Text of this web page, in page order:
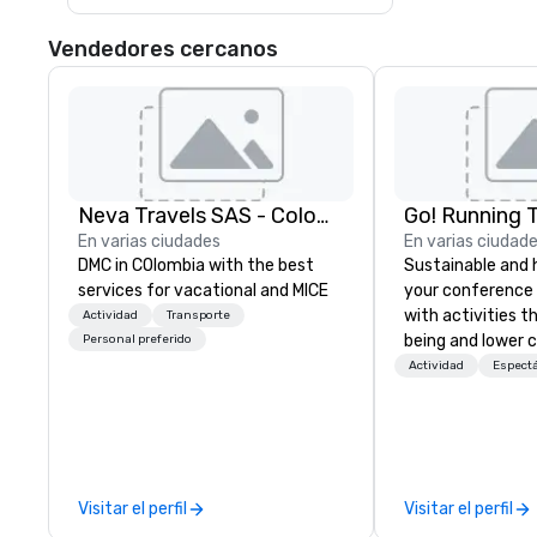
podrá disfrutar de la playa y el
regresar a San Andrés por la tarde.
Vendedores cercanos
Neva Travels SAS - Colombia Pass
En varias ciudades
DMC in COlombia with the best
services for vacational and MICE
Actividad
Transporte
Personal preferido
Visitar el perfil
Go! Running
En varias
Sustainable and
your
with activities
being and lower
Explore the
Actividad
Visitar el perfil